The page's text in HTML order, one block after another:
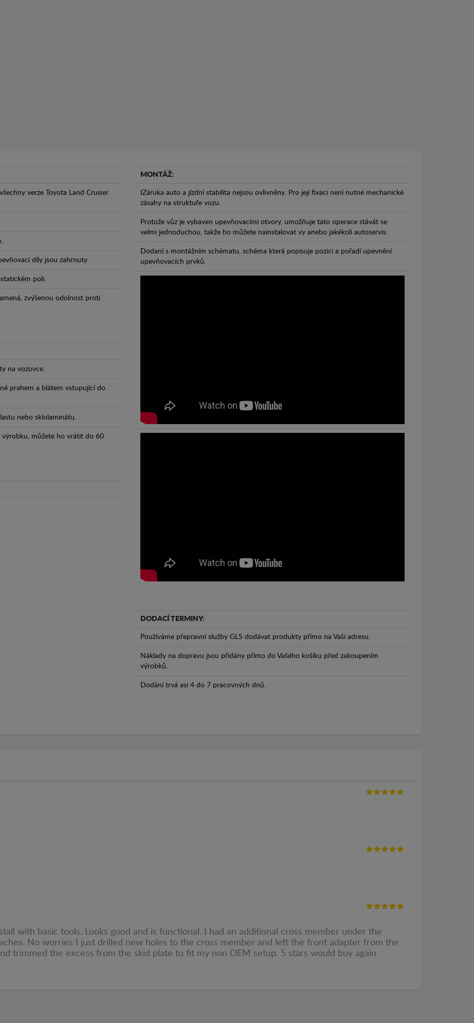
verze Toyota Land Cruiser
díly jsou zahrnuty.
poli.
zvýšenou odolnost proti
na vozovce.
prahem a blátem vstupující do
nebo sklolaminátu.
výrobku, můžete ho vrátit do 60
MONTÁŽ:
IZáruka auto a jízdní stabilita nejsou ovlivněny. Pro její fixaci není nutné mechanické
zásahy na struktuře vozu.
Protože vůz je vybaven upevňovacími otvory, umožňuje tato operace stávát se
velmi jednoduchou, takže ho můžete nainstalovat vy anebo jakékoli autoservis.
Dodaní s montážním schématu, schéma která popisuje pozici a pořadí upevnění
upevňovacích prvků.
DODACÍ TERMINY:
Používáme přepravní služby GLS dodávat produkty přímo na Vaši adresu.
Náklady na dopravu jsou přidány přímo do Vašého košíku před zakoupením
výrobků.
Dodání trvá asi 4 do 7 pracovných dnů.
with basic tools. Looks good and is functional. I had an additional cross member under the
No worries I just drilled new holes to the cross member and left the front adapter from the
trimmed the excess from the skid plate to fit my non OEM setup. 5 stars would buy again